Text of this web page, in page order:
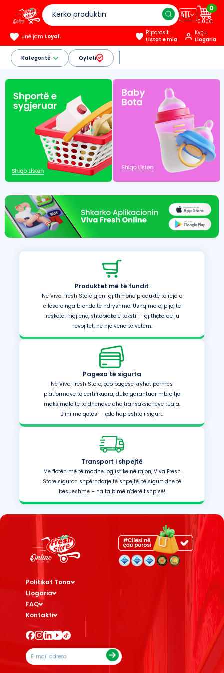
🇦🇱
0
0.00€
unë jam Loyal.
Riporosit
Listat e mia
Kyçu
Llogaria
Kategoritë Qyteti
Produktet më të fundit
Në Viva Fresh Store gjeni gjithmonë produkte të reja e
cilësore nga brende të ndryshme. Ushqimore, pije, të
freskëta, higjienë, shtëpiake e tekstil – gjithçka që ju
nevojitet, në një vend të vetëm.
Pagesa të sigurta
Në Viva Fresh Store, çdo pagesë kryhet përmes
platformave të certifikuara, duke garantuar mbrojtje
maksimale të të dhënave dhe transaksioneve tuaja.
Blini me qetësi – çdo hap është i sigurt.
Transport i shpejtë
Me flotën më të madhe logjistike në rajon, Viva Fresh
Store siguron shpërndarje të shpejtë, të sigurt dhe të
besueshme – na ta bimë n'derë t'shpisë!
Politikat Tona
Llogaria
FAQ
Kontakti